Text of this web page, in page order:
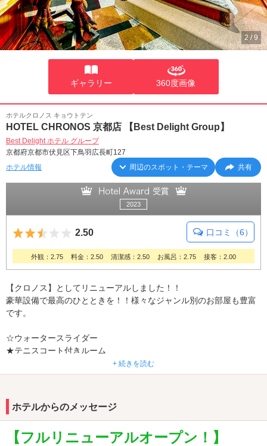
2 /9
ギャラリー 360度画像
ホテルクロノス キョウトテン
HOTEL CHRONOS 京都店 【Best Delight Group】
Best Delight ホテル グループ
京都府京都市伏見区下鳥羽広長町127
ホテル情報
周辺のスポット・テーマ 共有
2023
5つ星のうち2.5
2.50 口コミ（6）
外観：2.75 料金：2.50 清潔感：2.50 お風呂：2.75 接客：2.00
【クロノス】としてリニューアルしました！！
豪華設備で最高のひとときを！！様々なジャンル別のお部屋も豊富
です。
☆ウォータースライダー
★テニスコート付きルーム
★アメ車ベッドルーム
★スイーツルーム
☆花魁ルーム
☆メリーゴーランド
+ 続きを読む
ホテルからのメッセージ
【フルリニューアルオープン！】